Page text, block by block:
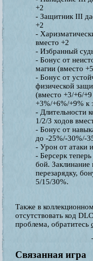
+2
- Защитник III
+2
-
вместо +2
- Избранный
- Бонус от
магии (вместо
- Бонус от
физической
(вместо +3/+6/
+3%/+6%/+9% к
- Длительности
1/2/3 ходов
- Бонус от
до -25%/-30%/-
- Урон от атаки
- Берсерк
бой.
перезарядку,
5/15/30%.
Также в
отсутствовать код
проблема, обратитесь
Связанная игра